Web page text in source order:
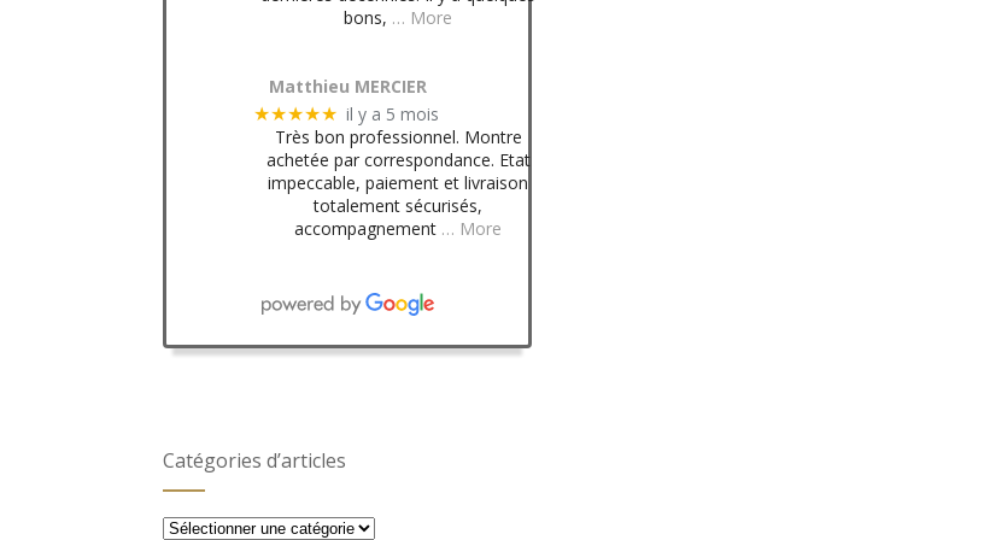
bons, … More
Matthieu MERCIER
★★★★★ il y a 5 mois
Très bon professionnel. Montre
achetée par correspondance. Etat
impeccable, paiement et livraison
totalement sécurisés,
accompagnement … More
Catégories d’articles
Catégories